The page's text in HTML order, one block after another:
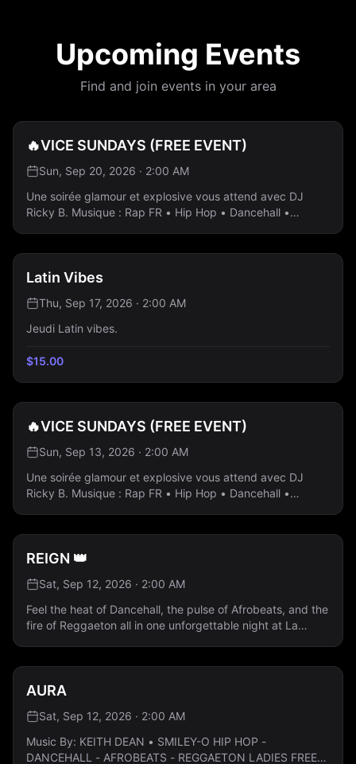
Upcoming Events
Find and join events in your area
🔥VICE SUNDAYS (FREE EVENT)
Sun, Sep 20, 2026 · 2:00 AM
Une soirée glamour et explosive vous attend avec DJ
Ricky B. Musique : Rap FR • Hip Hop • Dancehall •
Latin Vibes
Thu, Sep 17, 2026 · 2:00 AM
Jeudi Latin vibes.
$15.00
🔥VICE SUNDAYS (FREE EVENT)
Sun, Sep 13, 2026 · 2:00 AM
Une soirée glamour et explosive vous attend avec DJ
Ricky B. Musique : Rap FR • Hip Hop • Dancehall •
REIGN 👑
Sat, Sep 12, 2026 · 2:00 AM
Feel the heat of Dancehall, the pulse of Afrobeats, and the
fire of Reggaeton all in one unforgettable night at La
AURA
Sat, Sep 12, 2026 · 2:00 AM
Music By: KEITH DEAN • SMILEY-O HIP HOP -
DANCEHALL - AFROBEATS - REGGAETON LADIES FREE